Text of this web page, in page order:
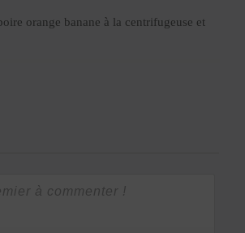
orange banane à la centrifugeuse et